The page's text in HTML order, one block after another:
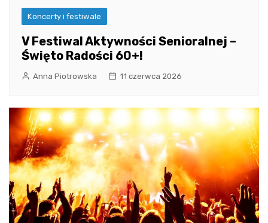
Koncerty i festiwale
V Festiwal Aktywności Senioralnej –
Święto Radości 60+!
Anna Piotrowska 11 czerwca 2026